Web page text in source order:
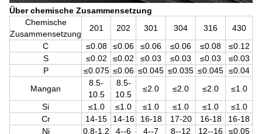
Über chemische Zusammensetzung
Chemische
Zusammensetzung
201 202 301 304 316
430
C
≤0.08 ≤0.06 ≤0.06 ≤0.06 ≤0.08
≤0.12
S
≤0.02 ≤0.02 ≤0.03 ≤0.03 ≤0.03
≤0.03
P
≤0.075 ≤0.06 ≤0.045 ≤0.035 ≤0.045 ≤0.04
Mangan
8.5-
10.5
8.5-
10.5
≤2.0 ≤2.0 ≤2.0
≤1.0
Si
≤1.0 ≤1.0 ≤1.0 ≤1.0 ≤1.0
≤1.0
Cr
14-15 14-16 16-18 17-20 16-18
16-18
Ni
0.8-1.2 4--6 4--7 8--12 12--16
≤0.05